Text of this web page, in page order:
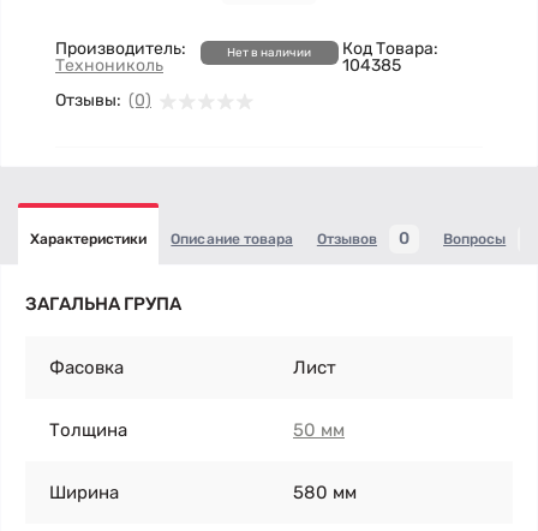
Производитель:
Технониколь
Код Товара:
104385
Отзывы: (0)
Нет в наличии
Характеристики Описание товара Отзывов 0 Вопросы
ЗАГАЛЬНА ГРУПА
Фасовка Лист
Толщина 50 мм
Ширина 580 мм